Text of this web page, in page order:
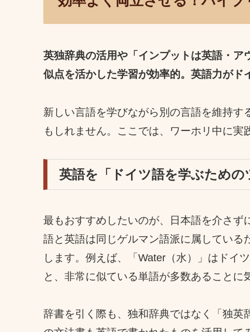
英独辞典の活用や「インプットは英語・
似点を活かした学習が効率的。英語力がド
新しい言語を学びながら別の言語を維持
もしれません。ここでは、ワーホリ中に実
英語を「ドイツ語を学ぶための
最もおすすめしたいのが、日本語を介さず
語と英語は同じゲルマン語派に属してい
します。例えば、「Water（水）」はドイ
と、非常に似ている単語が多数あることに
辞書を引く際も、独和辞典ではなく「独